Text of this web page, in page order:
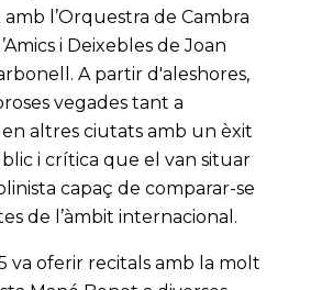
l’Orquestra de Cambra
i Deixebles de Joan
A partir d'aleshores,
vegades tant a
altres ciutats amb un èxit
i crítica que el van situar
capaç de comparar-se
de l’àmbit internacional.
va oferir recitals amb la molt